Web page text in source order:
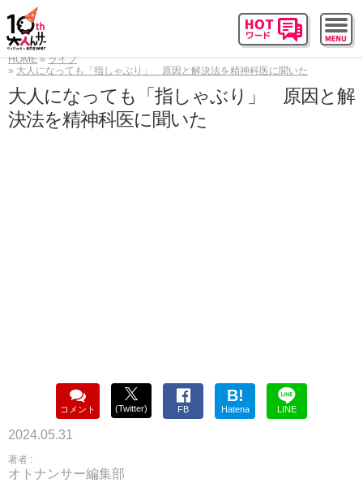
HOME
ライフ
大人になっても「指しゃぶり」 原因と解決法を精神科医に聞いた
大人になっても「指しゃぶり」 原因と解
決法を精神科医に聞いた
コメント (Twitter) FB
B!
Hatena LINE
2024.05.31
著者 :
オトナンサー編集部